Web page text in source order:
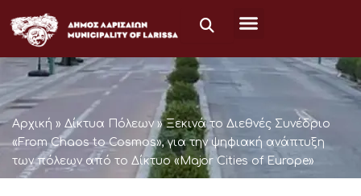
στο
περιεχόμενο
Αρχική » Δίκτυα Πόλεων»Ξεκινά το Διεθνές Συνέδριο
«From Chaos to Cosmos», για την ψηφιακή ανάπτυξη
των πόλεων από το Δίκτυο «Major Cities of Europe»